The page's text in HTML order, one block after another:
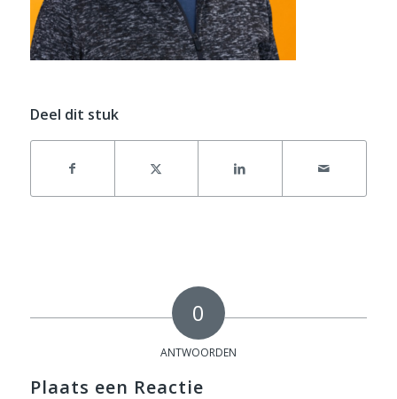
Deel dit stuk
0
ANTWOORDEN
Plaats een Reactie